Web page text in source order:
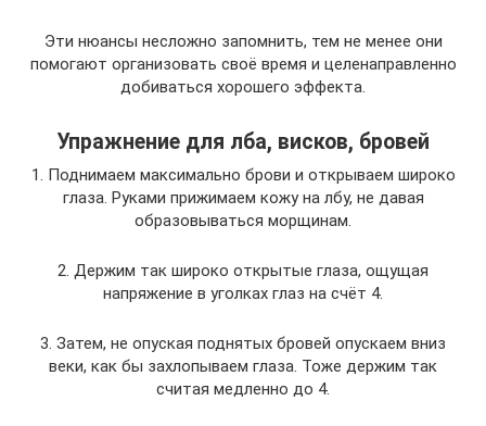
Эти нюансы несложно запомнить, тем не менее они
помогают организовать своё время и целенаправленно
добиваться хорошего эффекта.
Упражнение для лба, висков, бровей
1. Поднимаем максимально брови и открываем широко
глаза. Руками прижимаем кожу на лбу, не давая
образовываться морщинам.
2. Держим так широко открытые глаза, ощущая
напряжение в уголках глаз на счёт 4.
3. Затем, не опуская поднятых бровей опускаем вниз
веки, как бы захлопываем глаза. Тоже держим так
считая медленно до 4.